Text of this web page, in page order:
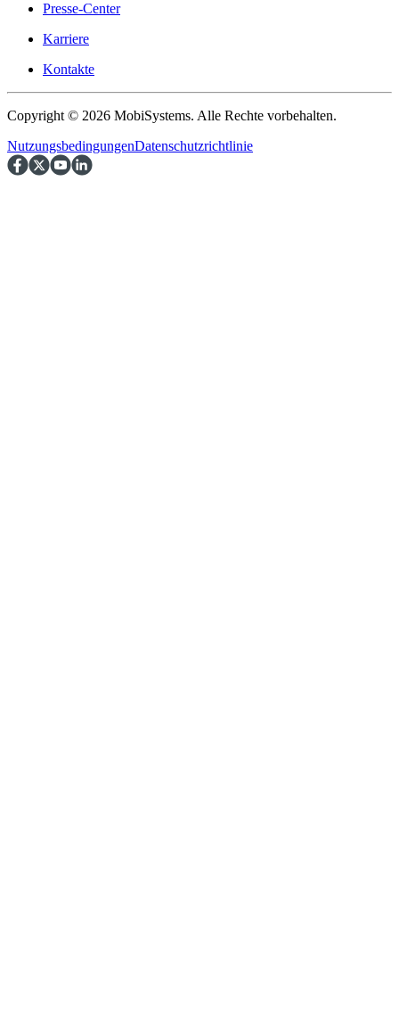
Presse-Center
Karriere
Kontakte
Copyright © 2026 MobiSystems. Alle Rechte vorbehalten.
NutzungsbedingungenDatenschutzrichtlinie